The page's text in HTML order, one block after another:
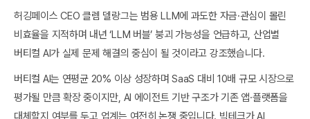
허깅페이스 CEO 클렘 델랑그는 범용 LLM에 과도한 자금·관심이 몰린
비효율을 지적하며 내년 ‘LLM 버블’ 붕괴 가능성을 언급하고, 산업별
버티컬 AI가 실제 문제 해결의 중심이 될 것이라고 강조했습니다.
버티컬 AI는 연평균 20% 이상 성장하며 SaaS 대비 10배 규모 시장으로
평가될 만큼 확장 중이지만, AI 에이전트 기반 구조가 기존 앱·플랫폼을
대체할지 여부를 두고 업계는 여전히 논쟁 중입니다. 빅테크가 AI